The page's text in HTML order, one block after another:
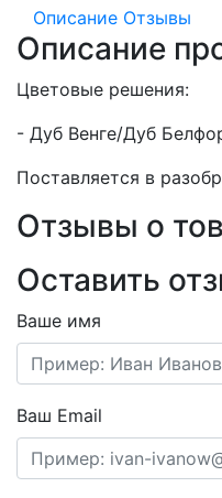
Описание Отзывы
Описание
Цветовые решения:
- Дуб Венге/Дуб
Поставляется в
Отзывы о
Оставить
Ваше имя
Ваш Email